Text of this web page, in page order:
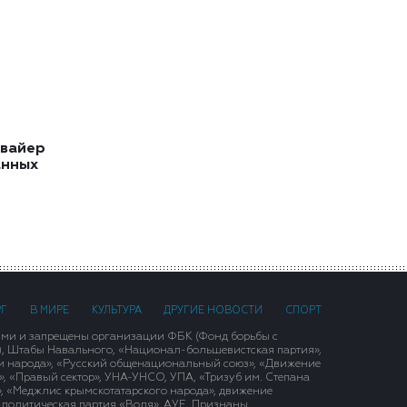
В МИРЕ КУЛЬТУРА ДРУГИЕ НОВОСТИ СПОРТ
и запрещены организации ФБК (Фонд борьбы с
Штабы Навального, «Национал-большевистская партия»,
народа», «Русский общенациональный союз», «Движение
«Правый сектор», УНА-УНСО, УПА, «Тризуб им. Степана
крымскотатарского народа», движение